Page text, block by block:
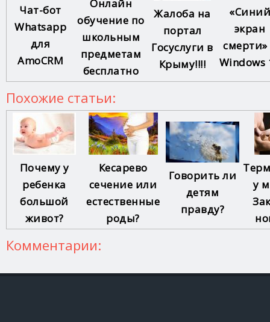
Чат-бот
Whatsapp
для
AmoCRM
Онлайн
обучение по
школьным
предметам
бесплатно
Жалоба на
портал
Госуслуги в
Крыму!!!!
«Синий
экран
смерти»
Windows
Похожие статьи:
Почему у
ребенка
большой
живот?
Кесарево
сечение или
естественные
роды?
Говорить ли
детям
правду?
у
Комментарии: